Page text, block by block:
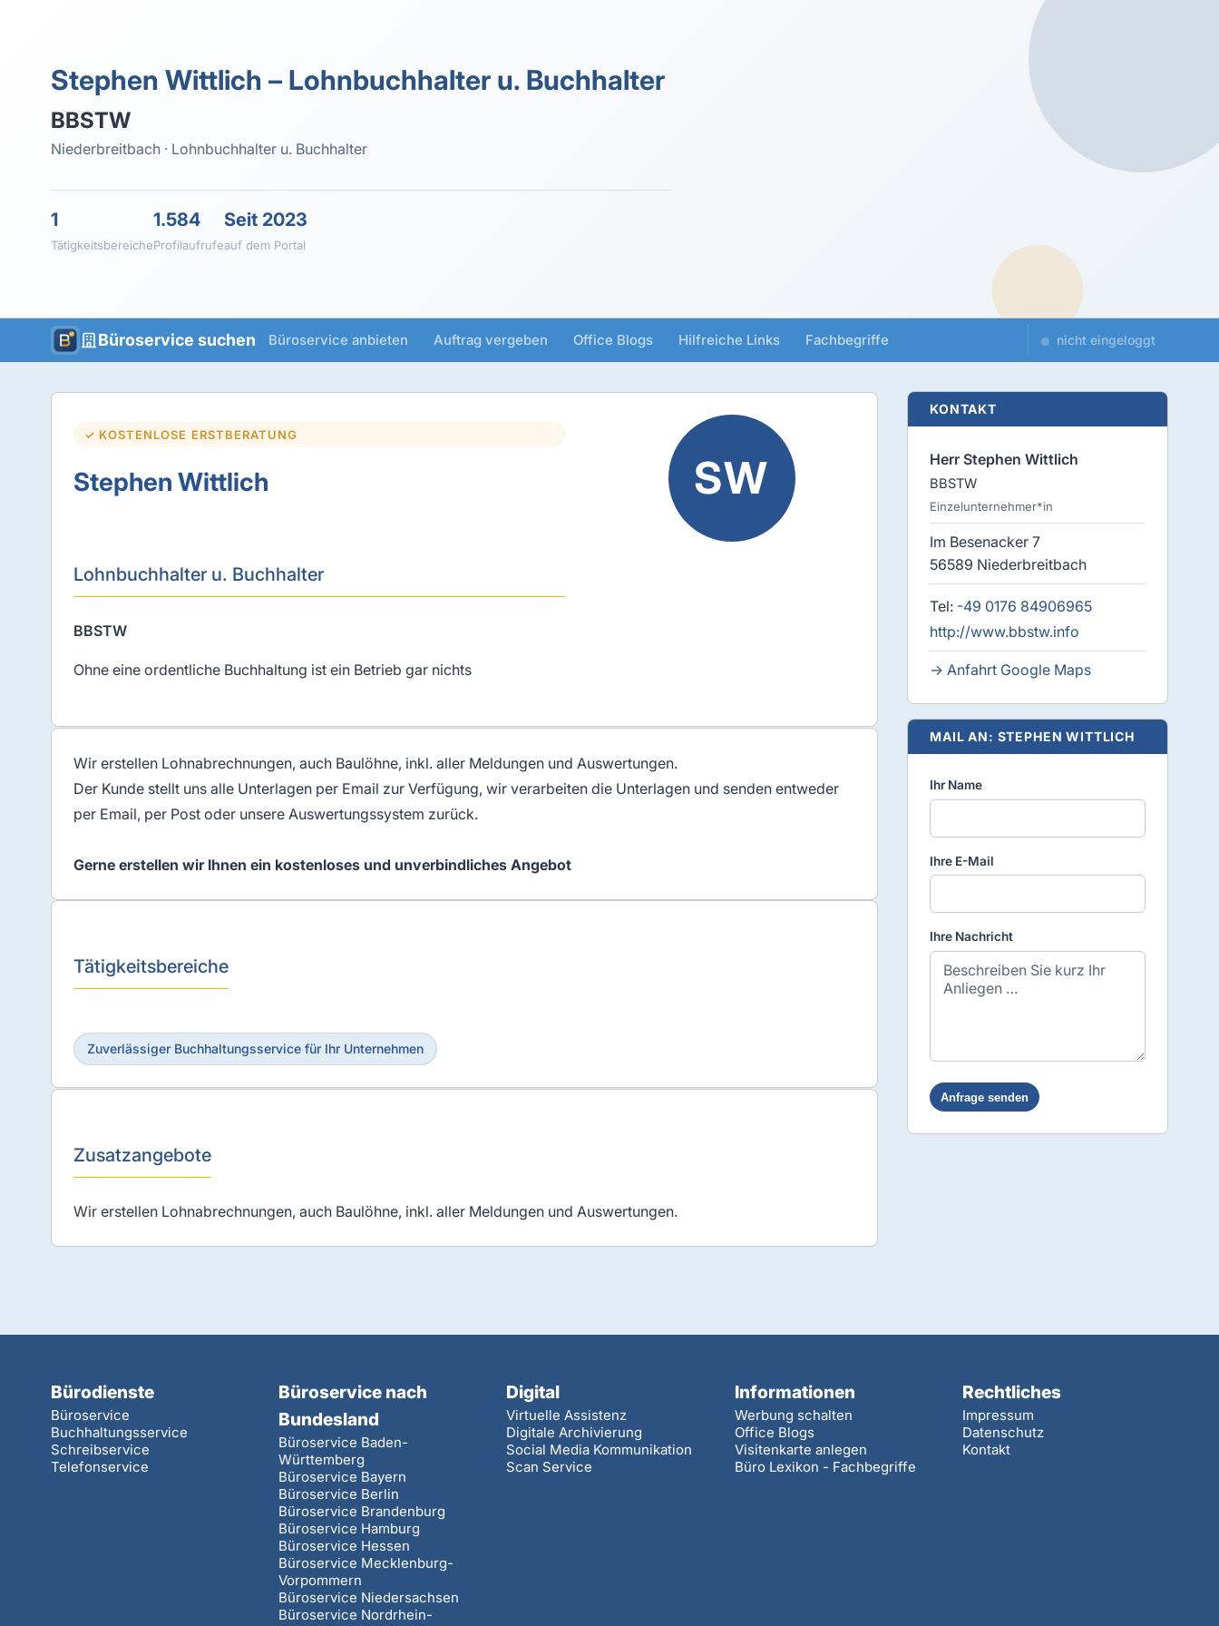
Stephen Wittlich – Lohnbuchhalter u. Buchhalter
BBSTW
Niederbreitbach · Lohnbuchhalter u. Buchhalter
1
Tätigkeitsbereiche
1.584
Profilaufrufe
Seit 2023
auf dem Portal
Büroservice suchen Büroservice anbieten Auftrag vergeben Office Blogs Hilfreiche Links Fachbegriffe nicht eingeloggt
✓ KOSTENLOSE ERSTBERATUNG
Stephen Wittlich
Lohnbuchhalter u. Buchhalter
BBSTW
Ohne eine ordentliche Buchhaltung ist ein Betrieb gar nichts
SW
Wir erstellen Lohnabrechnungen, auch Baulöhne, inkl. aller Meldungen und Auswertungen.
Der Kunde stellt uns alle Unterlagen per Email zur Verfügung, wir verarbeiten die Unterlagen und senden entweder
per Email, per Post oder unsere Auswertungssystem zurück.
Gerne erstellen wir Ihnen ein kostenloses und unverbindliches Angebot
Tätigkeitsbereiche
Zuverlässiger Buchhaltungsservice für Ihr Unternehmen
Zusatzangebote
Wir erstellen Lohnabrechnungen, auch Baulöhne, inkl. aller Meldungen und Auswertungen.
KONTAKT
Herr Stephen Wittlich
BBSTW
Einzelunternehmer*in
Im Besenacker 7
56589 Niederbreitbach
Tel: -49 0176 84906965
http://www.bbstw.info
→ Anfahrt Google Maps
MAIL AN: STEPHEN WITTLICH
Ihr Name
Ihre E-Mail
Ihre Nachricht
Bürodienste
Büroservice
Buchhaltungsservice
Schreibservice
Telefonservice
Büroservice nach
Bundesland
Büroservice Baden-
Württemberg
Büroservice Bayern
Büroservice Berlin
Büroservice Brandenburg
Büroservice Hamburg
Büroservice Hessen
Büroservice Mecklenburg-
Vorpommern
Büroservice Niedersachsen
Büroservice Nordrhein-
Digital
Virtuelle Assistenz
Digitale Archivierung
Social Media Kommunikation
Scan Service
Informationen
Werbung schalten
Office Blogs
Visitenkarte anlegen
Büro Lexikon - Fachbegriffe
Rechtliches
Impressum
Datenschutz
Kontakt